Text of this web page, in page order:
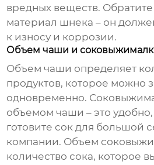
вредных веществ.
материал шнека – он
к износу и коррозии.
Объем чаши и
Объем чаши определяет
продуктов, которое можно
одновременно.
объемом чаши – это
готовите сок для большой
компании. Объем
количество сока, которое